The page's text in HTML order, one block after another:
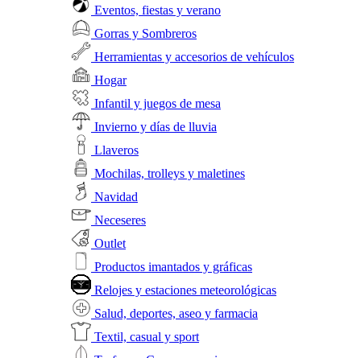
Eventos, fiestas y verano
Gorras y Sombreros
Herramientas y accesorios de vehículos
Hogar
Infantil y juegos de mesa
Invierno y días de lluvia
Llaveros
Mochilas, trolleys y maletines
Navidad
Neceseres
Outlet
Productos imantados y gráficas
Relojes y estaciones meteorológicas
Salud, deportes, aseo y farmacia
Textil, casual y sport